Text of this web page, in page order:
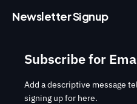
Newsletter Signup
Subscribe for
Add a descriptive message
signing up for here.